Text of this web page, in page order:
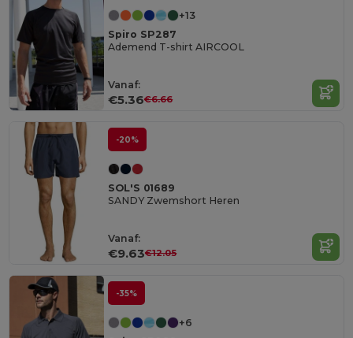
+13
Spiro SP287
Ademend T-shirt AIRCOOL
Vanaf:
€5.36€6.66
-20%
SOL'S 01689
SANDY Zwemshort Heren
Vanaf:
€9.63€12.05
-35%
+6